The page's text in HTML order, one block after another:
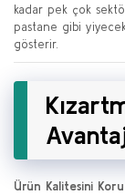
kadar pek çok
pastane gibi
gösterir.
Ürün Kalitesini